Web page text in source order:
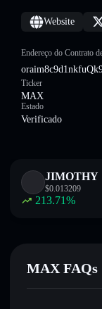
Website
Endereço do Contrato
Ticker
MAX
Estado
Verificado
JIMOTHY
$0.013209
213.71%
MAX FAQs